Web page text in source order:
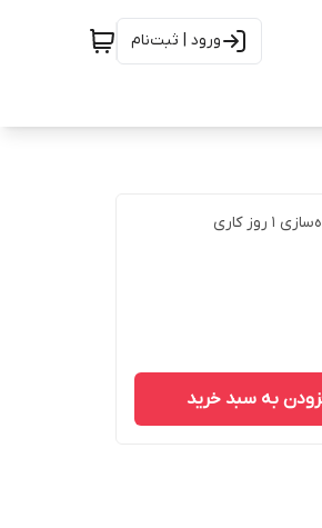
ورود | ثبت‌نام
1 روز کاری
به سبد خرید